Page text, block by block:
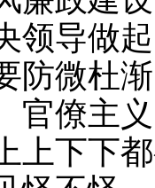
领导做
防微杜
官僚主
上下下